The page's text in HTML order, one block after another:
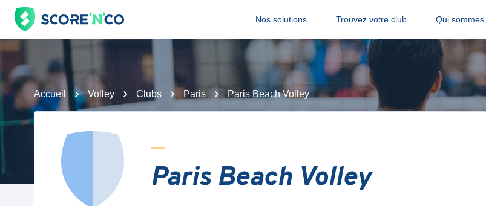
Nos solutions Trouvez votre club Qui
Accueil Volley Clubs Paris Paris Beach Volley
Paris Beach Volley